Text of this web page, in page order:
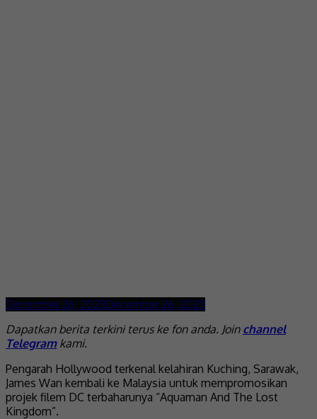
December 26, 2023December 26, 2023
Dapatkan berita terkini terus ke fon anda. Join channel
Telegramkami.
Pengarah Hollywood terkenal kelahiran Kuching, Sarawak,
James Wan kembali ke Malaysia untuk mempromosikan
projek filem DC terbaharunya “Aquaman And The Lost
Kingdom”.